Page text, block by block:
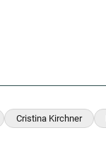
Cristina Kirchner